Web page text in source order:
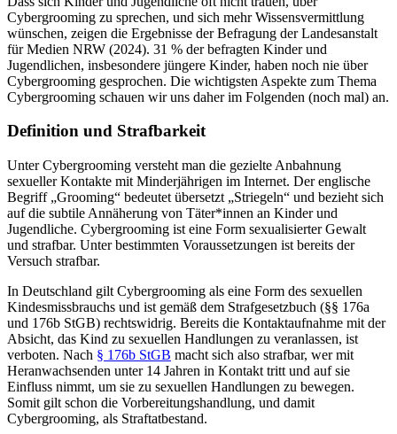
Cybergrooming zu sprechen, und sich mehr Wissensvermittlung
wünschen, zeigen die Ergebnisse der Befragung der Landesanstalt
für Medien NRW (2024). 31 % der befragten Kinder und
Jugendlichen, insbesondere jüngere Kinder, haben noch nie über
Cybergrooming gesprochen. Die wichtigsten Aspekte zum Thema
Cybergrooming schauen wir uns daher im Folgenden (noch mal) an.
Definition und Strafbarkeit
Unter Cybergrooming versteht man die gezielte Anbahnung
sexueller Kontakte mit Minderjährigen im Internet. Der englische
Begriff „Grooming“ bedeutet übersetzt „Striegeln“ und bezieht sich
auf die subtile Annäherung von Täter*innen an Kinder und
Jugendliche. Cybergrooming ist eine Form sexualisierter Gewalt
und strafbar. Unter bestimmten Voraussetzungen ist bereits der
Versuch strafbar.
In Deutschland gilt Cybergrooming als eine Form des sexuellen
Kindesmissbrauchs und ist gemäß dem Strafgesetzbuch (§§ 176a
und 176b StGB) rechtswidrig. Bereits die Kontaktaufnahme mit der
Absicht, das Kind zu sexuellen Handlungen zu veranlassen, ist
verboten. Nach § 176b StGB macht sich also strafbar, wer mit
Heranwachsenden unter 14 Jahren in Kontakt tritt und auf sie
Einfluss nimmt, um sie zu sexuellen Handlungen zu bewegen.
Somit gilt schon die Vorbereitungshandlung, und damit
Cybergrooming, als Straftatbestand.